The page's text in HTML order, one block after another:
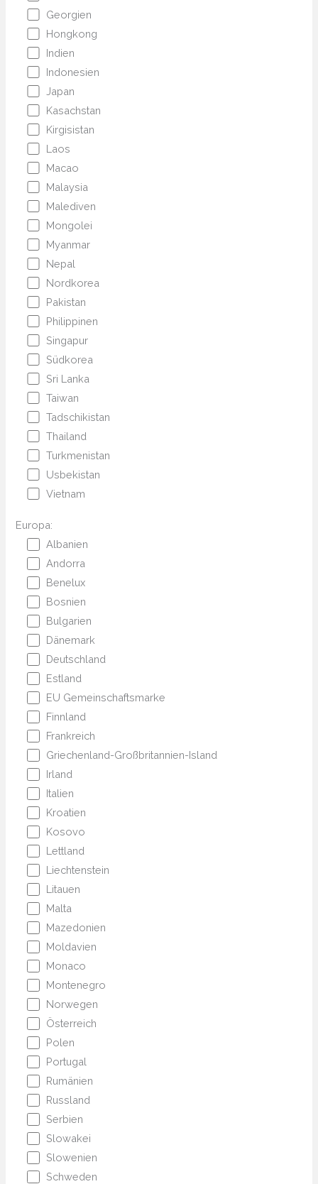
Georgien
Hongkong
Indien
Indonesien
Japan
Kasachstan
Kirgisistan
Laos
Macao
Malaysia
Malediven
Mongolei
Myanmar
Nepal
Nordkorea
Pakistan
Philippinen
Singapur
Südkorea
Sri Lanka
Taiwan
Tadschikistan
Thailand
Turkmenistan
Usbekistan
Vietnam
Europa:
Albanien
Andorra
Benelux
Bosnien
Bulgarien
Dänemark
Deutschland
Estland
EU Gemeinschaftsmarke
Finnland
Frankreich
Griechenland-Großbritannien-Island
Irland
Italien
Kroatien
Kosovo
Lettland
Liechtenstein
Litauen
Malta
Mazedonien
Moldavien
Monaco
Montenegro
Norwegen
Österreich
Polen
Portugal
Rumänien
Russland
Serbien
Slowakei
Slowenien
Schweden